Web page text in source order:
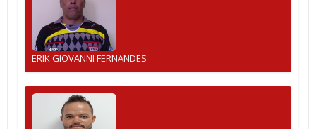
ERIK GIOVANNI FERNANDES